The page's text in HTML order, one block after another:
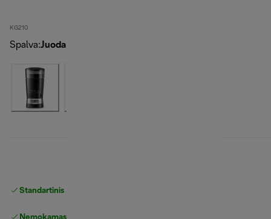
KG210
Spalva:Juoda
Standartinis nemokamas